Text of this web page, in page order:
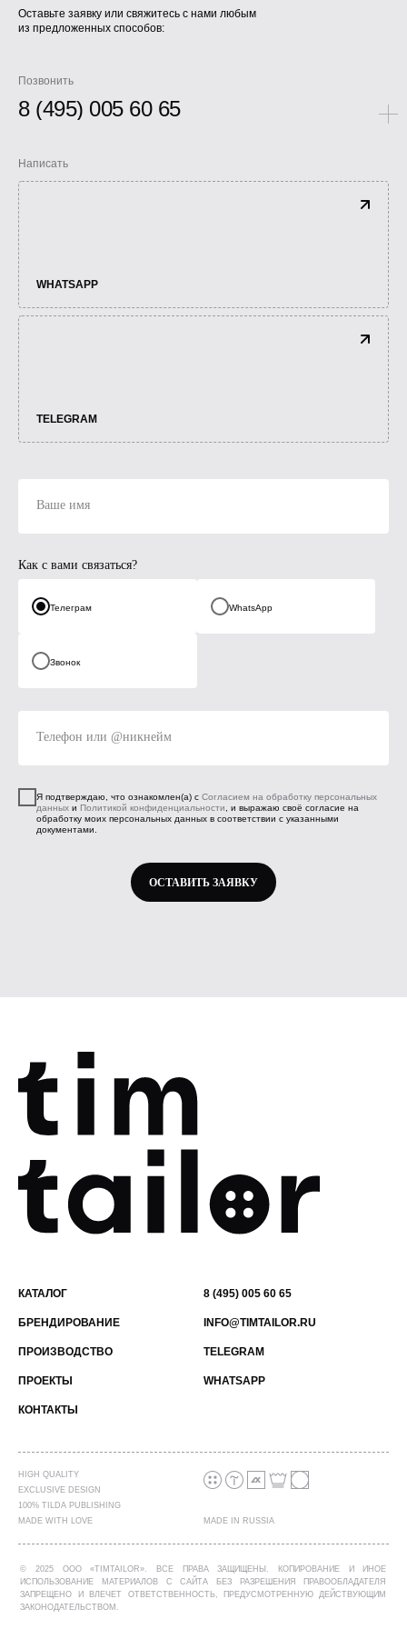
Оставьте заявку или свяжитесь с нами любым
из предложенных способов:
Позвонить
Написать
8 (495) 005 60 65
WHATSAPP
TELEGRAM
Ваше имя
Как с вами связаться?
Телеграм WhatsApp
Звонок
Телефон или @никнейм
Я подтверждаю, что ознакомлен(а) с Согласием на обработку персональных
данных и Политикой конфиденциальности , и выражаю своё согласие на
обработку моих персональных данных в соответствии с указанными
документами.
ОСТАВИТЬ ЗАЯВКУ
© 2025 ООО «TIMTAILOR». ВСЕ ПРАВА ЗАЩИЩЕНЫ. КОПИРОВАНИЕ И ИНОЕ
ИСПОЛЬЗОВАНИЕ МАТЕРИАЛОВ С САЙТА БЕЗ РАЗРЕШЕНИЯ ПРАВООБЛАДАТЕЛЯ
ЗАПРЕЩЕНО И ВЛЕЧЕТ ОТВЕТСТВЕННОСТЬ, ПРЕДУСМОТРЕННУЮ ДЕЙСТВУЮЩИМ
ЗАКОНОДАТЕЛЬСТВОМ.
MADE WITH LOVE MADE IN RUSSIA
100% TILDA PUBLISHING
EXCLUSIVE DESIGN
HIGH QUALITY
КАТАЛОГ
БРЕНДИРОВАНИЕ
ПРОИЗВОДСТВО
ПРОЕКТЫ
КОНТАКТЫ
WHATSAPP
TELEGRAM
INFO@TIMTAILOR.RU
8 (495) 005 60 65